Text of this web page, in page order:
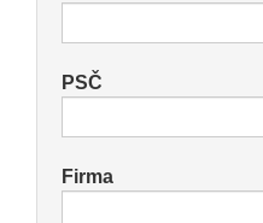
PSČ
Firma